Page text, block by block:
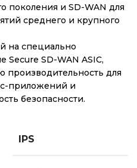
поколения и SD-WAN для
среднего и крупного
на специально
Secure SD-WAN ASIC,
производительность для
приложений и
безопасности.
IPS